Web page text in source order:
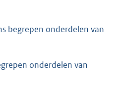
begrepen onderdelen van
onderdelen van